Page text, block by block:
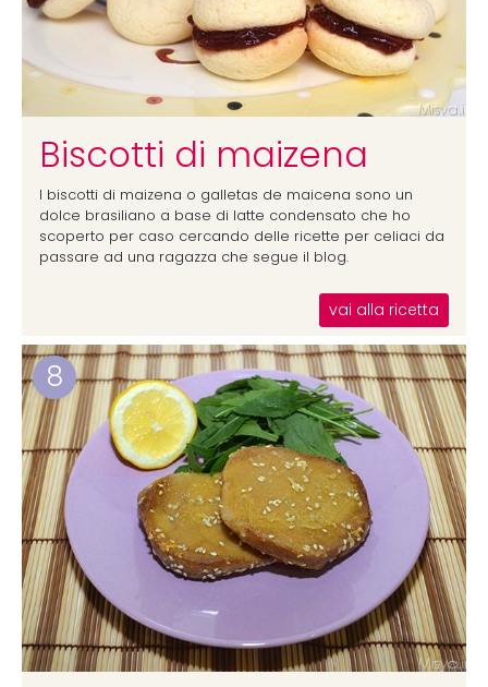
Biscotti di maizena
I biscotti di maizena o galletas de maicena sono un
dolce brasiliano a base di latte condensato che ho
scoperto per caso cercando delle ricette per celiaci da
passare ad una ragazza che segue il blog.
vai alla ricetta
8